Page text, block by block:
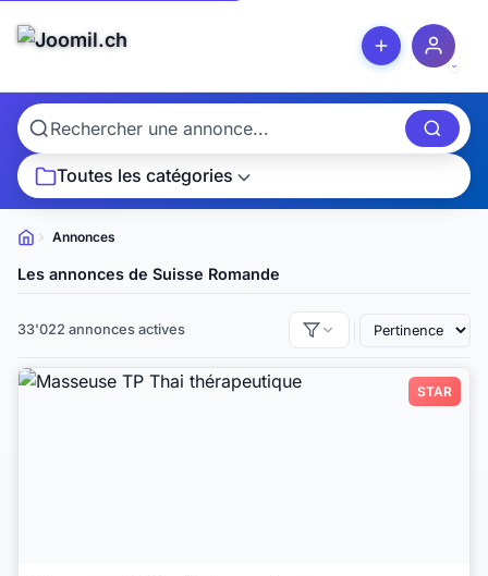
Toutes les catégories
Petites
annonces
Annonces
Les annonces de Suisse Romande
33'022 annonces actives
STAR